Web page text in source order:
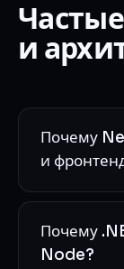
и
Почему
и
Почему
Node?